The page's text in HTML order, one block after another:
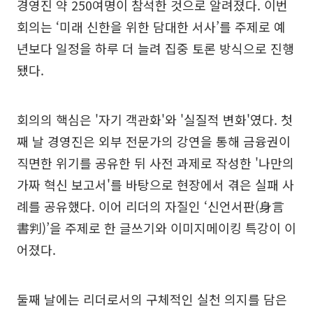
경영진 약 250여명이 참석한 것으로 알려졌다. 이번
회의는 ‘미래 신한을 위한 담대한 서사’를 주제로 예
년보다 일정을 하루 더 늘려 집중 토론 방식으로 진행
됐다.
회의의 핵심은 '자기 객관화'와 '실질적 변화'였다. 첫
째 날 경영진은 외부 전문가의 강연을 통해 금융권이
직면한 위기를 공유한 뒤 사전 과제로 작성한 '나만의
가짜 혁신 보고서'를 바탕으로 현장에서 겪은 실패 사
례를 공유했다. 이어 리더의 자질인 ‘신언서판(身言
書判)’을 주제로 한 글쓰기와 이미지메이킹 특강이 이
어졌다.
둘째 날에는 리더로서의 구체적인 실천 의지를 담은